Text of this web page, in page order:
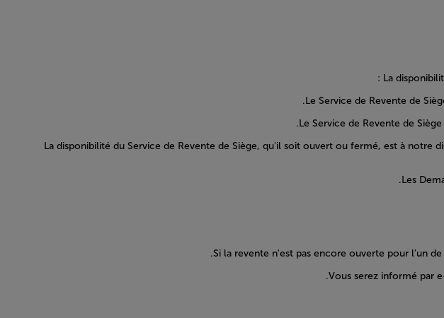
La
• La disponibilité du Service de Revente de Siège, qu'il soit ouvert ou fermé, est à
Si la revente n'est pas encore ouverte pour l'un
Vous serez informé par